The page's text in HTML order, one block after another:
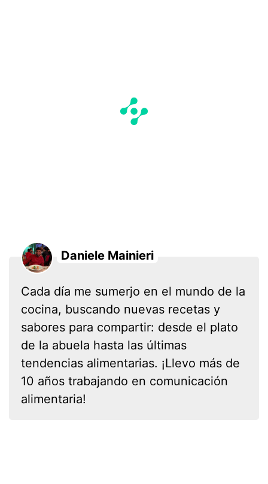
Daniele Mainieri
Cada día me sumerjo en el mundo de la
cocina, buscando nuevas recetas y
sabores para compartir: desde el plato
de la abuela hasta las últimas
tendencias alimentarias. ¡Llevo más de
10 años trabajando en comunicación
alimentaria!